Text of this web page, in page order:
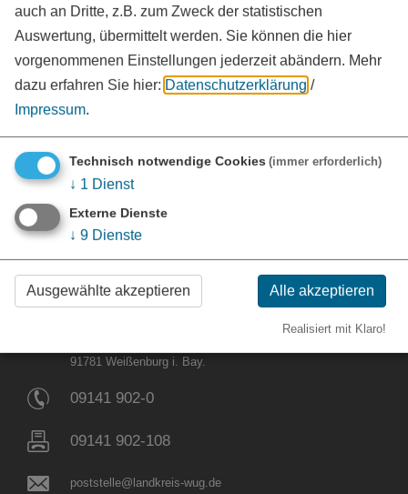
KONTAKT
Landratsamt Weißenburg-Gunzenhausen
91781 Weißenburg i. Bay.
09141 902-0
09141 902-108
poststelle@landkreis-wug.de
auch an Dritte, z.B. zum Zweck der statistischen
Auswertung, übermittelt werden. Sie können die hier
vorgenommenen Einstellungen jederzeit abändern. Mehr
dazu erfahren Sie hier: Datenschutzerklärung /
Impressum.
Technisch notwendige Cookies (immer erforderlich)
↓ 1 Dienst
Externe Dienste
↓ 9 Dienste
Ausgewählte akzeptieren Alle akzeptieren
Realisiert mit Klaro!